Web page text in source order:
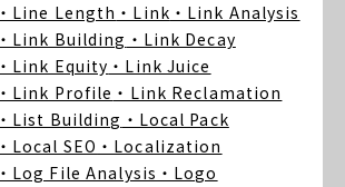
・Line Length ・Link ・Link Analysis
・Link Building ・Link Decay
・Link Equity ・Link Juice
・Link Profile ・Link Reclamation
・List Building ・Local Pack
・Local SEO ・Localization
・Log File Analysis ・Logo